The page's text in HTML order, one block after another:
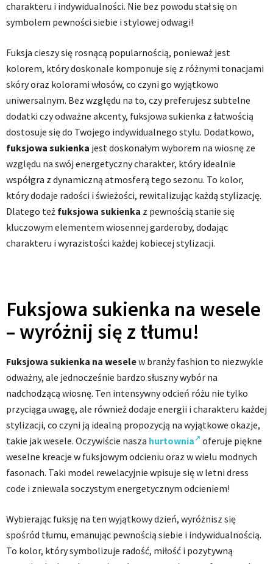
charakteru i indywidualności. Nie bez powodu stał się on
symbolem pewności siebie i stylowej odwagi!
Fuksja cieszy się rosnącą popularnością, ponieważ jest
kolorem, który doskonale komponuje się z różnymi tonacjami
skóry oraz kolorami włosów, co czyni go wyjątkowo
uniwersalnym. Bez względu na to, czy preferujesz subtelne
dodatki czy odważne akcenty, fuksjowa sukienka z łatwością
dostosuje się do Twojego indywidualnego stylu. Dodatkowo,
fuksjowa sukienka jest doskonałym wyborem na wiosnę ze
względu na swój energetyczny charakter, który idealnie
współgra z dynamiczną atmosferą tego sezonu. To kolor,
który dodaje radości i świeżości, rewitalizując każdą stylizację.
Dlatego też fuksjowa sukienka z pewnością stanie się
kluczowym elementem wiosennej garderoby, dodając
charakteru i wyrazistości każdej kobiecej stylizacji.
Fuksjowa sukienka na wesele
– wyróżnij się z tłumu!
Fuksjowa sukienka na weselew branży fashion to niezwykle
odważny, ale jednocześnie bardzo słuszny wybór na
nadchodzącą wiosnę. Ten intensywny odcień różu nie tylko
przyciąga uwagę, ale również dodaje energii i charakteru każdej
stylizacji, co czyni ją idealną propozycją na wyjątkowe okazje,
takie jak wesele. Oczywiście nasza hurtownia
oferuje piękne
weselne kreacje w fuksjowym odcieniu oraz w wielu modnych
fasonach. Taki model rewelacyjnie wpisuje się w letni dress
code i zniewala soczystym energetycznym odcieniem!
Wybierając fuksję na ten wyjątkowy dzień, wyróżnisz się
spośród tłumu, emanując pewnością siebie i indywidualnością.
To kolor, który symbolizuje radość, miłość i pozytywną